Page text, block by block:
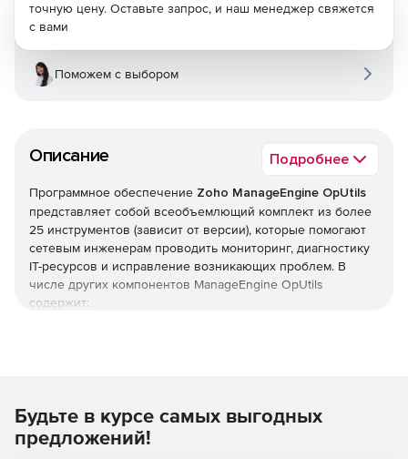
Описание Подробнее
Программное обеспечение Zoho ManageEngine OpUtils
представляет собой всеобъемлющий комплект из более
25 инструментов (зависит от версии), которые помогают
сетевым инженерам проводить мониторинг, диагностику
IT-ресурсов и исправление возникающих проблем. В
числе других компонентов ManageEngine OpUtils
содержит:
IP-адресов в сети.
Rogue Detection для обнаружения неавторизованного
точную цену. Оставьте запрос, и наш менеджер свяжется
с вами
Поможем с выбором
Будьте в курсе самых выгодных
предложений!